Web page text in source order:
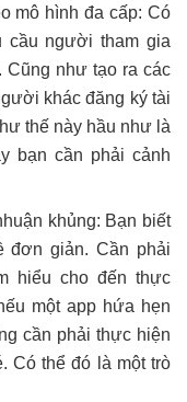
mô hình đa cấp: Có
cầu người tham gia
như tạo ra các
khác đăng ký tài
thế này hầu như là
bạn cần phải cảnh
khủng: Bạn biết
đơn giản. Cần phải
hiểu cho đến thực
một app hứa hẹn
cần phải thực hiện
Có thể đó là một trò